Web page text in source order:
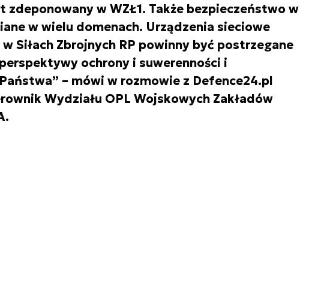
zdeponowany w WZŁ1. Także bezpieczeństwo w
w wielu domenach. Urządzenia sieciowe
Siłach Zbrojnych RP powinny być postrzegane
ochrony i suwerenności i
– mówi w rozmowie z Defence24.pl
Wydziału OPL Wojskowych Zakładów